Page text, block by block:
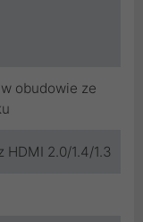
obudowie ze
HDMI 2.0/1.4/1.3